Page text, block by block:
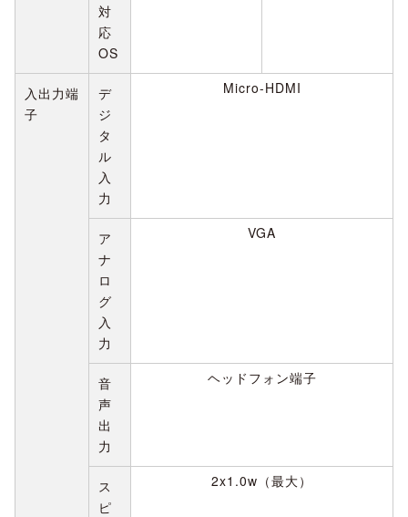
対
応
OS
入出力端
子
デ
ジ
タ
ル
入
力
Micro-HDMI
ア
ナ
ロ
グ
入
力
VGA
音
声
出
力
ヘッドフォン端子
ス
ピ
2x1.0w（最大）